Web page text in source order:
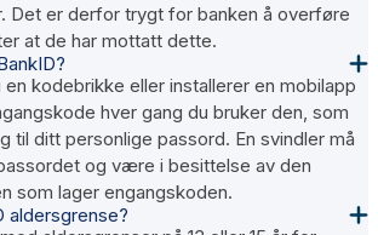
Det er derfor trygt for banken å overføre
at de har mottatt dette.
kodebrikke eller installerer en mobilapp
hver gang du bruker den, som
til ditt personlige passord. En svindler må
og være i besittelse av den
som lager engangskoden.
aldersgrense?